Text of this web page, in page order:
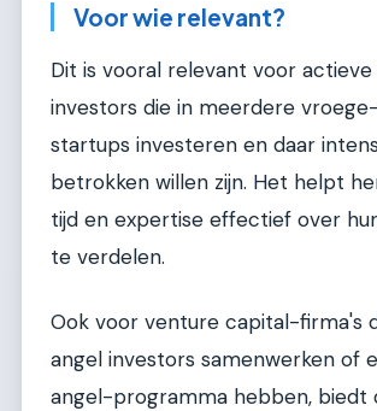
Voor wie relevant?
Dit is vooral relevant voor actieve
investors die in meerdere
startups investeren en daar
betrokken willen zijn. Het helpt
tijd en expertise effectief over
te verdelen.
Ook voor venture capital-firma's
angel investors samenwerken of
angel-programma hebben, biedt